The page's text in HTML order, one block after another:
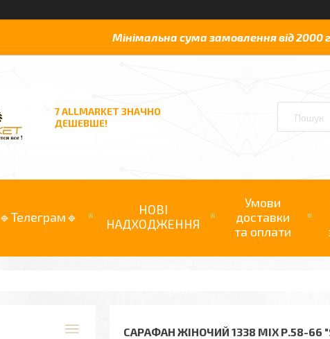
Мінімальна сума замовлення від 2000
7 ALLMARKET ЗНАЧНО
ДЕШЕВШЕ!
🔹Телеграм🔹
НОВІ
НАДХОДЖЕННЯ
Умови
доставки
та оплати
САРАФАН ЖІНОЧИЙ 1338 MIX Р.58-